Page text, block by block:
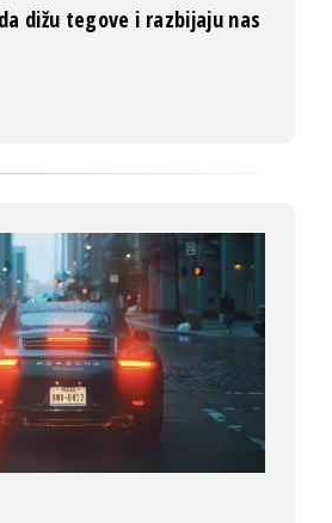
dižu tegove i razbijaju nas